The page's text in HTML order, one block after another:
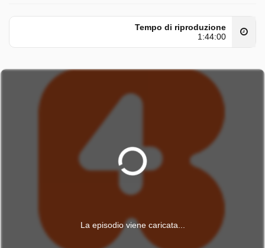
Tempo di riproduzione
1:44:00
La episodio viene caricata...